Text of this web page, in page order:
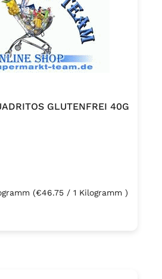
GLUTENFREI 40G
(€46.75 / 1 Kilogramm )